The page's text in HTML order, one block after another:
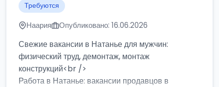
Требуются
Наария Опубликовано: 16.06.2026
Свежие вакансии в Натанье для мужчин:
физический труд, демонтаж, монтаж
конструкций<br />
Работа в Натанье: вакансии продавцов в